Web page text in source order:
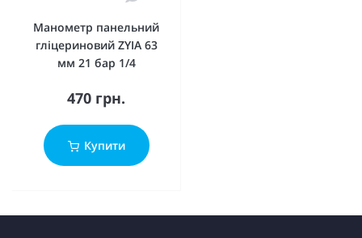
Манометр панельний
гліцериновий ZYIA 63
мм 21 бар 1/4
470 грн.
Купити